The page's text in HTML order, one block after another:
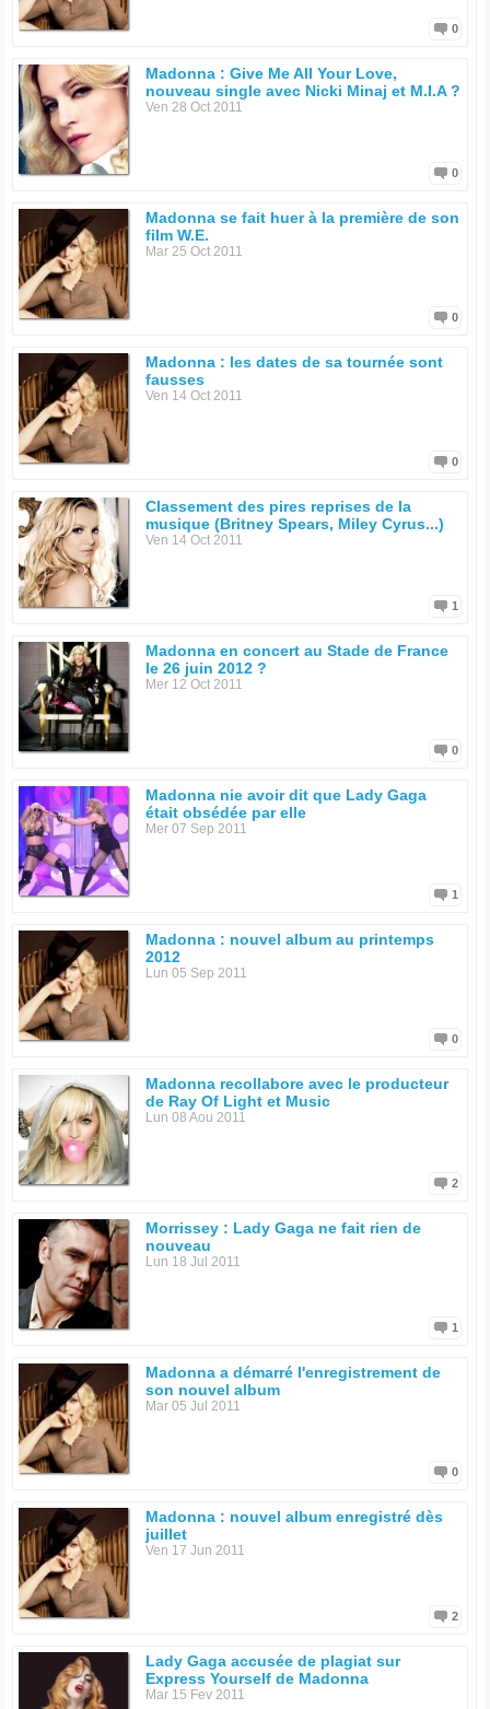
0
Madonna : Give Me All Your Love,
nouveau single avec Nicki Minaj et M.I.A ?
Ven 28 Oct 2011
0
Madonna se fait huer à la première de son
film W.E.
Mar 25 Oct 2011
0
Madonna : les dates de sa tournée sont
fausses
Ven 14 Oct 2011
0
Classement des pires reprises de la
musique (Britney Spears, Miley Cyrus...)
Ven 14 Oct 2011
1
Madonna en concert au Stade de France
le 26 juin 2012 ?
Mer 12 Oct 2011
0
Madonna nie avoir dit que Lady Gaga
était obsédée par elle
Mer 07 Sep 2011
1
Madonna : nouvel album au printemps
2012
Lun 05 Sep 2011
0
Madonna recollabore avec le producteur
de Ray Of Light et Music
Lun 08 Aou 2011
2
Morrissey : Lady Gaga ne fait rien de
nouveau
Lun 18 Jul 2011
1
Madonna a démarré l'enregistrement de
son nouvel album
Mar 05 Jul 2011
0
Madonna : nouvel album enregistré dès
juillet
Ven 17 Jun 2011
2
Lady Gaga accusée de plagiat sur
Express Yourself de Madonna
Mar 15 Fev 2011